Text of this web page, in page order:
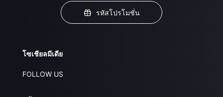
รหัสโปรโมชั่น
โซเชียลมีเดีย
FOLLOW US